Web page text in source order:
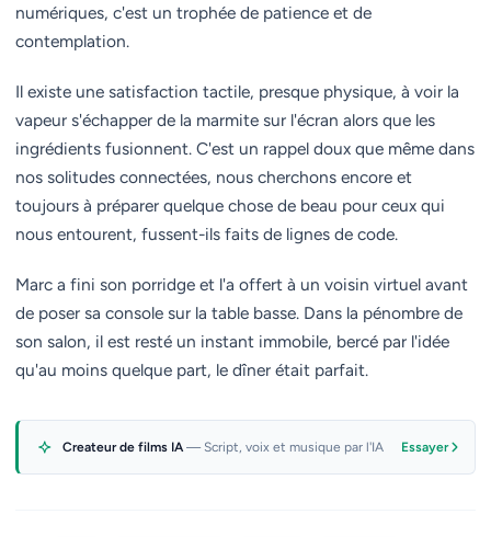
numériques, c'est un trophée de patience et de
contemplation.
Il existe une satisfaction tactile, presque physique, à voir la
vapeur s'échapper de la marmite sur l'écran alors que les
ingrédients fusionnent. C'est un rappel doux que même dans
nos solitudes connectées, nous cherchons encore et
toujours à préparer quelque chose de beau pour ceux qui
nous entourent, fussent-ils faits de lignes de code.
Marc a fini son porridge et l'a offert à un voisin virtuel avant
de poser sa console sur la table basse. Dans la pénombre de
son salon, il est resté un instant immobile, bercé par l'idée
qu'au moins quelque part, le dîner était parfait.
Createur de films IA — Script, voix et musique par l'IA Essayer